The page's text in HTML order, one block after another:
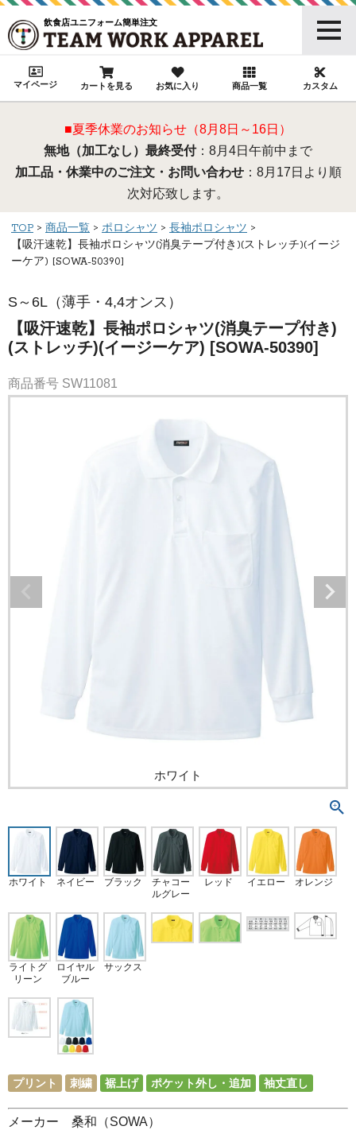
飲食店ユニフォーム簡単注文
マイページ カートを見る お気に入り 商品一覧 カスタム
■夏季休業のお知らせ（8月8日～16日）
無地（加工なし）最終受付：8月4日午前中まで
加工品・休業中のご注文・お問い合わせ：8月17日より順
次対応致します。
TOP 商品一覧 ポロシャツ
長袖ポロシャツ
【吸汗速乾】長袖ポロシャツ(消臭テープ付き)(ストレッチ)(イージ
ーケア) [SOWA-50390]
S～6L（薄手・4,4オンス）
【吸汗速乾】長袖ポロシャツ(消臭テープ付き)
(ストレッチ)(イージーケア) [SOWA-50390]
商品番号 SW11081
ホワイト
ホワイト ネイビー ブラック
チャコー
ルグレー
レッド イエロー オレンジ
ライトグ
リーン
ロイヤル
ブルー
サックス
プリント 刺繍 裾上げ ポケット外し・追加 袖丈直し
メーカー 桑和（SOWA）